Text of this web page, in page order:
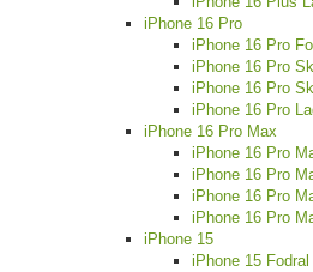
iPhone 16 Pro
iPhone 16 Pro
iPhone 16 Pro
iPhone 16 Pro
iPhone 16 Pro
iPhone 16 Pro Max
iPhone 16 Pro
iPhone 16 Pro
iPhone 16 Pro
iPhone 16 Pro
iPhone 15
iPhone 15 Fodral